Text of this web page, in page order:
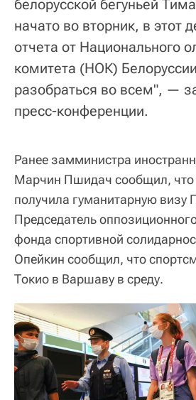
белорусской бегуньей
начато во вторник, в этот
отчета от Национального
комитета (НОК)
разобраться во всем", —
пресс-конференции.
Ранее замминистра
Марчин Пшидач сообщил, что
получила гуманитарную визу
Председатель
фонда спортивной
Опейкин сообщил, что
Токио в Варшаву в среду.